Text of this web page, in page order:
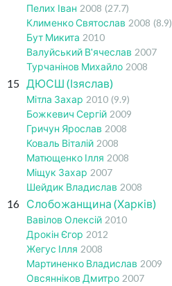
Пелих Іван 2008 (27.7)
Клименко Святослав 2008 (8.9)
Бут Микита 2010
Валуйський В'ячеслав 2007
Турчанінов Михайло 2008
15 ДЮСШ (Ізяслав)
Мітла Захар 2010 (9.9)
Божкевич Сергій 2009
Гричун Ярослав 2008
Коваль Віталій 2008
Матющенко Ілля 2008
Міщук Захар 2007
Шейдик Владислав 2008
16 Слобожанщина (Харків)
Вавілов Олексій 2010
Дрокін Єгор 2012
Жегус Ілля 2008
Мартиненко Владислав 2009
Овсянніков Дмитро 2007